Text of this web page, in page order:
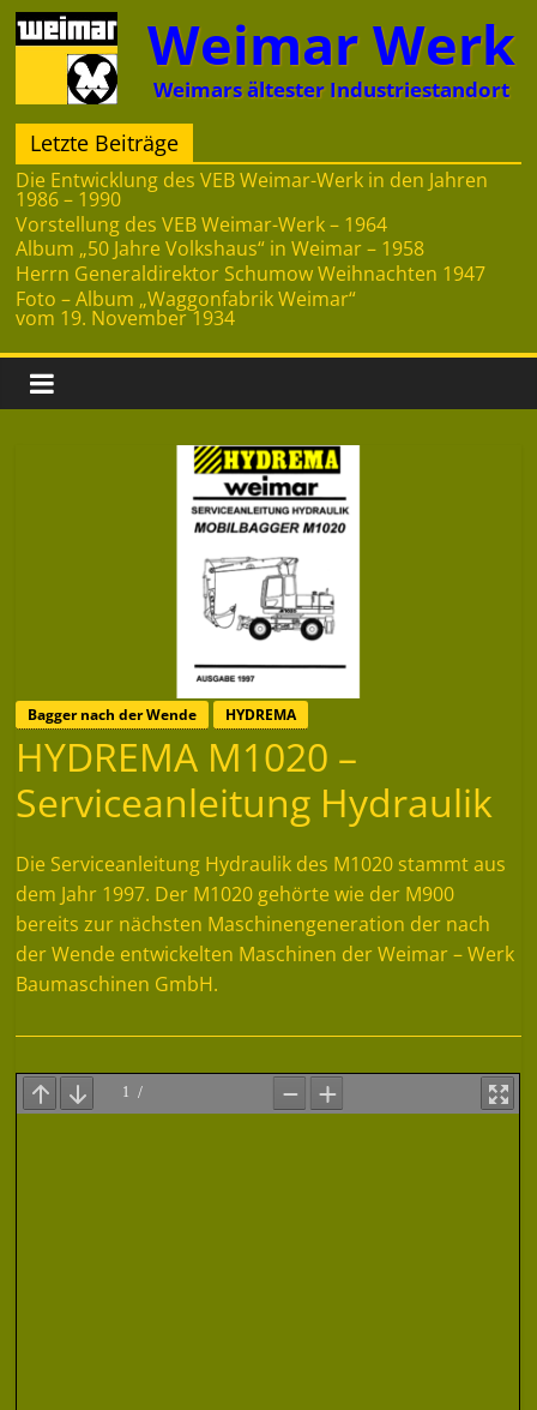
Zum
Inhalt
springen
Weimar Werk
Weimars ältester Industriestandort
Letzte Beiträge
Die Entwicklung des VEB Weimar-Werk in den Jahren
1986 – 1990
Vorstellung des VEB Weimar-Werk – 1964
Album „50 Jahre Volkshaus“ in Weimar – 1958
Herrn Generaldirektor Schumow Weihnachten 1947
Foto – Album „Waggonfabrik Weimar“
vom 19. November 1934
Bagger nach der Wende HYDREMA
HYDREMA M1020 –
Serviceanleitung Hydraulik
Die Serviceanleitung Hydraulik des M1020 stammt aus
dem Jahr 1997. Der M1020 gehörte wie der M900
bereits zur nächsten Maschinengeneration der nach
der Wende entwickelten Maschinen der Weimar – Werk
Baumaschinen GmbH.